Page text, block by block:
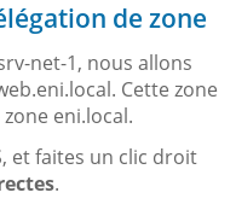
de zone
net-1, nous allons
Cette zone
eni.local.
et faites un clic droit
.